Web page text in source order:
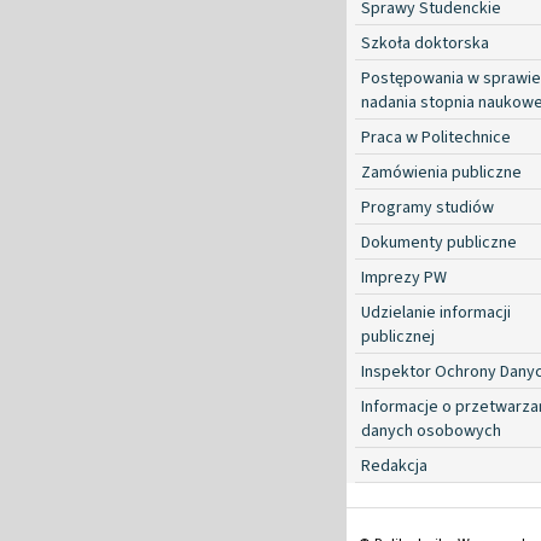
Sprawy Studenckie
Szkoła doktorska
Postępowania w sprawie
nadania stopnia
Praca w Politechnice
Zamówienia publiczne
Programy studiów
Dokumenty publiczne
Imprezy PW
Udzielanie informacji
publicznej
Inspektor Ochrony
Informacje o
danych osobowych
Redakcja